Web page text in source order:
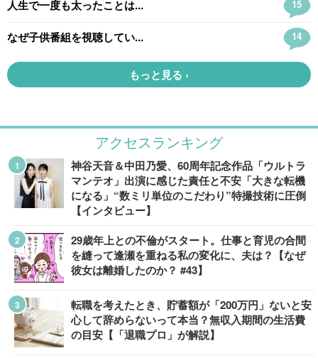
アクセスランキング
神谷天音＆中田乃愛、60周年記念作品「ウルトラ
マンテオ」出演に感じた責任と不安「大きな転機
になる」“数ミリ単位のこだわり”特撮技術に圧倒
【インタビュー】
29歳年上との不倫がスタート。仕事と育児の合間
を縫って逢瀬を重ねる私の変化に、夫は？【なぜ
彼女は離婚したのか？ #43】
転職を考えたとき、貯蓄額が「200万円」ないと安
心して辞めらないって本当？無収入期間の生活費
の目安【「退職プロ」が解説】